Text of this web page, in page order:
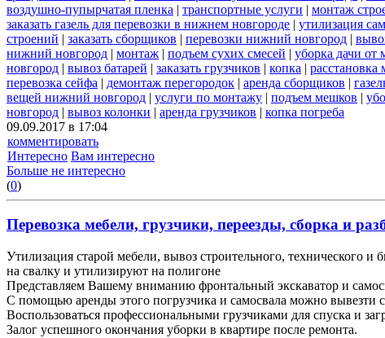
воздушно-пупырчатая пленка | транспортные услуги | монтаж
заказать газель для перевозки в нижнем новгороде | утилизация
строений | заказать сборщиков | перевозки нижний новгород |
нижний новгород | монтаж | подъем сухих смесей | уборка дачи от
новгород | вывоз батарей | заказать грузчиков | копка | расстановка
перевозка сейфа | демонтаж перегородок | аренда сборщиков |
вещей нижний новгород | услуги по монтажу | подъем мешков |
новгород | вывоз колонки | аренда грузчиков | копка погреба
09.09.2017 в 17:04
комментировать
Интересно Вам интересно
Больше не интересно
(0)
Перевозка мебели, грузчики, переезды, сборка и
Утилизация старой мебели, вывоз строительного, технического
на свалку и утилизируют на полигоне
Представляем Вашему вниманию фронтальный экскаватор и
С помощью аренды этого погрузчика и самосвала можно вывезти
Воспользоваться профессиональными грузчиками для спуска и
Залог успешного окончания уборки в квартире после ремонта.